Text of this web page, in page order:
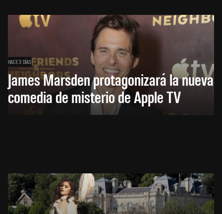
HACE 3 DÍAS
James Marsden protagonizará la nueva
comedia de misterio de Apple TV